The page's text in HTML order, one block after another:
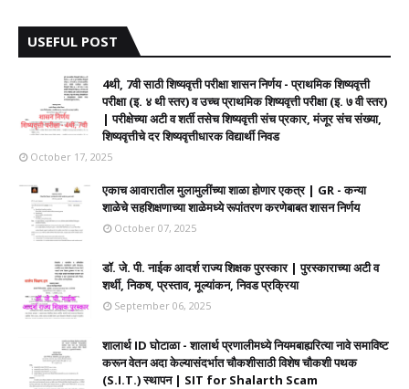
USEFUL POST
4थी, 7वी साठी शिष्यवृत्ती परीक्षा शासन निर्णय - प्राथमिक शिष्यवृत्ती
परीक्षा (इ. ४ थी स्तर) व उच्च प्राथमिक शिष्यवृत्ती परीक्षा (इ. ७ वी स्तर)
| परीक्षेच्या अटी व शर्ती तसेच शिष्यवृत्ती संच प्रकार, मंजूर संच संख्या,
शिष्यवृत्तीचे दर शिष्यवृत्तीधारक विद्यार्थी निवड
October 17, 2025
एकाच आवारातील मुलामुलींच्या शाळा होणार एकत्र | GR - कन्या
शाळेचे सहशिक्षणाच्या शाळेमध्ये रूपांतरण करणेबाबत शासन निर्णय
October 07, 2025
डॉ. जे. पी. नाईक आदर्श राज्य शिक्षक पुरस्कार | पुरस्काराच्या अटी व
शर्थी, निकष, प्रस्ताव, मूल्यांकन, निवड प्रक्रिया
September 06, 2025
शालार्थ ID घोटाळा - शालार्थ प्रणालीमध्ये नियमबाह्यरित्या नावे समाविष्ट
करून वेतन अदा केल्यासंदर्भात चौकशीसाठी विशेष चौकशी पथक
(S.I.T.) स्थापन | SIT for Shalarth Scam